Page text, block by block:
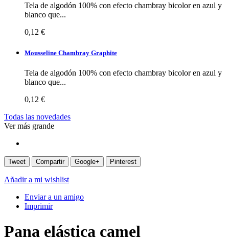
Tela de algodón 100% con efecto chambray bicolor en azul y
blanco que...
0,12 €
Mousseline Chambray Graphite
Tela de algodón 100% con efecto chambray bicolor en azul y
blanco que...
0,12 €
Todas las novedades
Ver más grande
Tweet Compartir Google+ Pinterest
Añadir a mi wishlist
Enviar a un amigo
Imprimir
Pana elástica camel